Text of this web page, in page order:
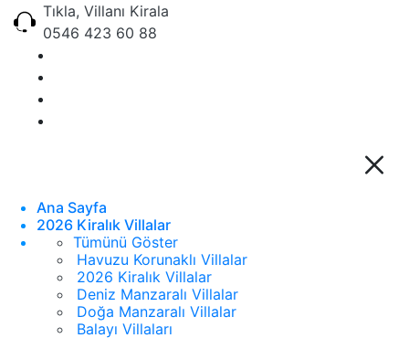
Tıkla, Villanı Kirala
0546 423 60 88
Ana Sayfa
2026 Kiralık Villalar
Tümünü Göster
Havuzu Korunaklı Villalar
2026 Kiralık Villalar
Deniz Manzaralı Villalar
Doğa Manzaralı Villalar
Balayı Villaları